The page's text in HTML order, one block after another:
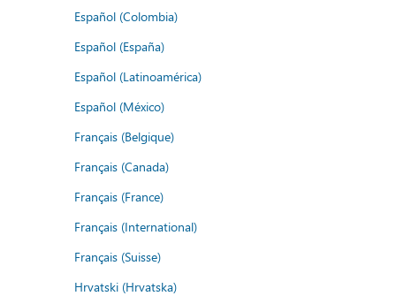
Español (Colombia)
Español (España)
Español (Latinoamérica)
Español (México)
Français (Belgique)
Français (Canada)
Français (France)
Français (International)
Français (Suisse)
Hrvatski (Hrvatska)